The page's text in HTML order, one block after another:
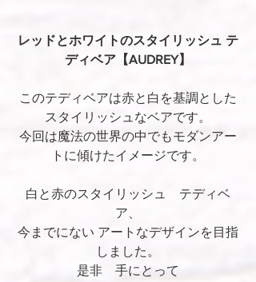
レッドとホワイトのスタイリッシュ テ
ディベア【AUDREY】
このテディベアは赤と白を基調とした
スタイリッシュなベアです。
今回は魔法の世界の中でもモダンアー
トに傾けたイメージです。
白と赤のスタイリッシュ　テディベ
ア、
今までにない アートなデザインを目指
しました。
是非　手にとって